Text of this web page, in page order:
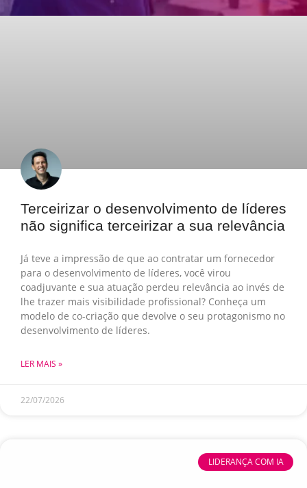
Terceirizar o desenvolvimento de líderes
não significa terceirizar a sua relevância
Já teve a impressão de que ao contratar um fornecedor
para o desenvolvimento de líderes, você virou
coadjuvante e sua atuação perdeu relevância ao invés de
lhe trazer mais visibilidade profissional? Conheça um
modelo de co-criação que devolve o seu protagonismo no
desenvolvimento de líderes.
LER MAIS »
22/07/2026
LIDERANÇA COM IA